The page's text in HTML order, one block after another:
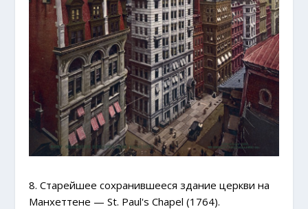
8. Старейшее сохранившееся здание церкви на
Манхеттене — St. Paul's Chapel (1764).